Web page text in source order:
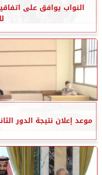
النواب يوافق على
موعد إعلان نتيجة الدور